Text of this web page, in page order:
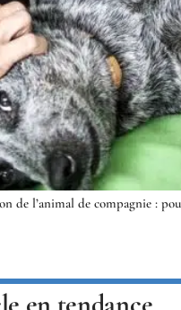
de l’animal de compagnie :